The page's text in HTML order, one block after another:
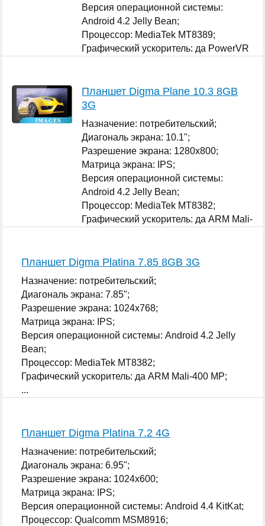
Версия операционной системы:
Android 4.2 Jelly Bean;
Процессор: MediaTek MT8389;
Графический ускоритель: да PowerVR
Планшет Digma Plane 10.3 8GB
3G
Назначение: потребительский;
Диагональ экрана: 10.1";
Разрешение экрана: 1280x800;
Матрица экрана: IPS;
Версия операционной системы:
Android 4.2 Jelly Bean;
Процессор: MediaTek MT8382;
Графический ускоритель: да ARM Mali-
Планшет Digma Platina 7.85 8GB 3G
Назначение: потребительский;
Диагональ экрана: 7.85";
Разрешение экрана: 1024x768;
Матрица экрана: IPS;
Версия операционной системы: Android 4.2 Jelly
Bean;
Процессор: MediaTek MT8382;
Графический ускоритель: да ARM Mali-400 MP;
...
Планшет Digma Platina 7.2 4G
Назначение: потребительский;
Диагональ экрана: 6.95";
Разрешение экрана: 1024x600;
Матрица экрана: IPS;
Версия операционной системы: Android 4.4 KitKat;
Процессор: Qualcomm MSM8916;